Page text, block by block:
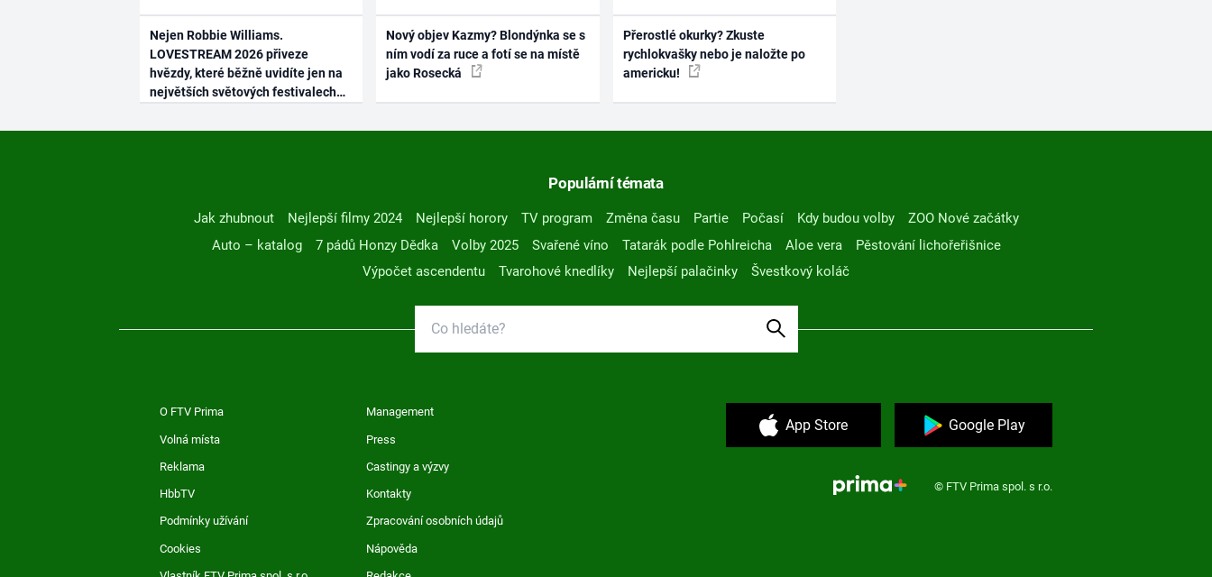
Nejen Robbie Williams.
LOVESTREAM 2026 přiveze
hvězdy, které běžně uvidíte jen na
největších světových festivalech
Nový objev Kazmy? Blondýnka se s
ním vodí za ruce a fotí se na místě
jako Rosecká
Přerostlé okurky? Zkuste
rychlokvašky nebo je naložte po
americku!
Populární témata
Jak zhubnout Nejlepší filmy 2024 Nejlepší horory TV program Změna času Partie Počasí Kdy budou volby
ZOO Nové začátky
Auto – katalog
7 pádů Honzy Dědka Volby 2025 Svařené víno Tatarák podle Pohlreicha Aloe vera
Pěstování lichořeřišnice
Výpočet ascendentu
Tvarohové knedlíky Nejlepší palačinky Švestkový koláč
O FTV Prima Management
Volná místa Press
Reklama Castingy a výzvy
HbbTV Kontakty
Podmínky užívání Zpracování osobních údajů
Cookies Nápověda
App Store Google Play
© FTV Prima spol. s r.o.